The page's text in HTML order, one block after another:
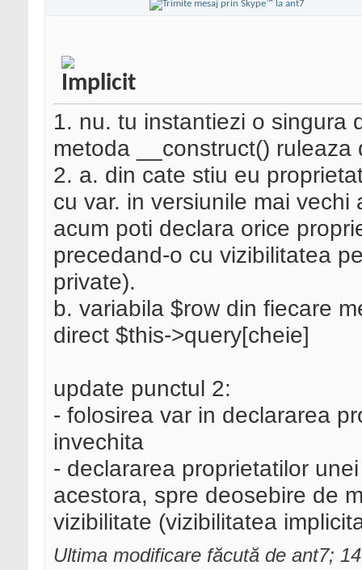
1. nu. tu instantiezi o singura
metoda __construct() ruleaza
2. a. din cate stiu eu
cu var. in versiunile mai
acum poti declara orice
precedand-o cu vizibilitatea
private).
b. variabila $row din fiecare
direct $this->query[cheie]
update punctul 2:
- folosirea var in declararea
invechita
- declararea proprietatilor
acestora, spre deosebire de
vizibilitate (vizibilitatea
Ultima modificare făcută de ant7;